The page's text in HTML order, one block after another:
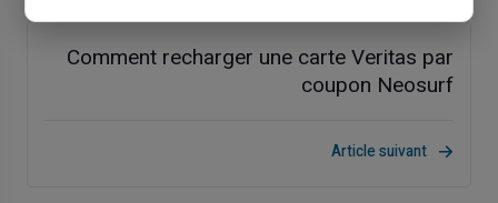
Comment recharger une carte Veritas par
coupon Neosurf
Article suivant